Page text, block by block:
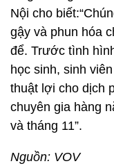
Nội cho
gậy và phun hóa
để. Trước tình
học sinh, sinh
thuật lợi cho dịch
chuyên gia hàng
và tháng 11”.
Nguồn: VOV